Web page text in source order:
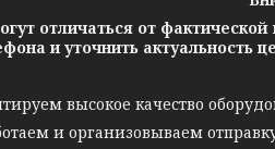
отличаться от
и уточнить актуальность
высокое качество
и организовываем